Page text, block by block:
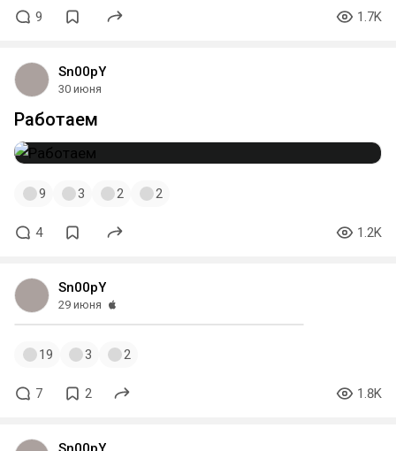
9 1.7K
Sn00pY
30 июня
Работаем
9 3 2 2
4 1.2K
Sn00pY
29 июня
19 3 2
7 2 1.8K